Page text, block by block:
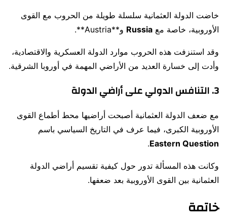
خاضت الدولة العثمانية سلسلة طويلة من الحروب مع القوى
الأوروبية، خاصة مع Russia و**Austria**.
وقد استنزفت هذه الحروب موارد الدولة العسكرية والاقتصادية،
وأدت إلى خسارة العديد من الأراضي المهمة في أوروبا الشرقية.
3. التنافس الدولي على أراضي الدولة
مع ضعف الدولة العثمانية أصبحت أراضيها محط أطماع القوى
الأوروبية الكبرى، فيما عرف في التاريخ السياسي باسم
Eastern Question
.
وكانت هذه المسألة تدور حول كيفية تقسيم أراضي الدولة
العثمانية بين القوى الأوروبية بعد ضعفها.
خاتمة